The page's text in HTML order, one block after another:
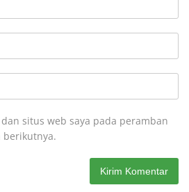
situs web saya pada peramban
berikutnya.